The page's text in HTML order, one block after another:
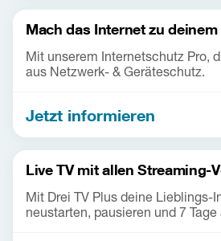
Mach das Internet zu deinem
Mit unserem Internetschutz Pro,
aus Netzwerk- & Geräteschutz.
Jetzt informieren
Live TV mit allen Streaming-
Mit Drei TV Plus deine Lieblings-
neustarten, pausieren und 7 Tage